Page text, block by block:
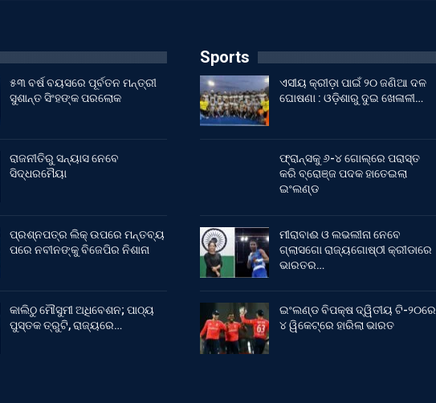
୫୩ ବର୍ଷ ବୟସରେ ପୂର୍ବତନ ମନ୍ତ୍ରୀ
ସୁଶାନ୍ତ ସିଂହଙ୍କ ପରଲୋକ
ରାଜନୀତିରୁ ସନ୍ୟାସ ନେବେ
ସିଦ୍ଧରମୈୟା
ପ୍ରଶ୍ନପତ୍ର ଲିକ୍ ଉପରେ ମନ୍ତବ୍ୟ
ପରେ ନବୀନଙ୍କୁ ବିଜେପିର ନିଶାନା
କାଲିଠୁ ମୌସୁମୀ ଅଧିବେଶନ; ପାଠ୍ୟ
ପୁସ୍ତକ ତ୍ରୁଟି, ରାଜ୍ୟରେ…
Sports
ଏସୀୟ କ୍ରୀଡ଼ା ପାଇଁ ୨୦ ଜଣିଆ ଦଳ
ଘୋଷଣା : ଓଡ଼ିଶାରୁ ଦୁଇ ଖେଳାଳୀ…
ଫ୍ରାନ୍ସକୁ ୬-୪ ଗୋଲ୍‌ରେ ପରାସ୍ତ
କରି ବ୍ରୋଞ୍ଜ ପଦକ ହାତେଇଲା
ଇଂଲଣ୍ଡ
ମୀରାବାଈ ଓ ଲଭଲୀନା ନେବେ
ଗ୍ଲାସଗୋ ରାଜ୍ୟଗୋଷ୍ଠୀ କ୍ରୀଡାରେ
ଭାରତର…
ଇଂଲଣ୍ଡ ବିପକ୍ଷ ଦ୍ୱିତୀୟ ଟି-୨୦ରେ
୪ ୱିକେଟ୍‌ରେ ହାରିଲା ଭାରତ